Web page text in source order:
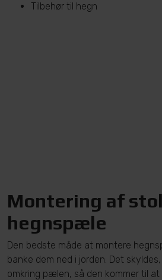
Tilbehør til hegn
Montering af
hegnspæle
Den bedste måde at montere
banke dem ned i jorden. Det
omkring pælen, så den kommer til